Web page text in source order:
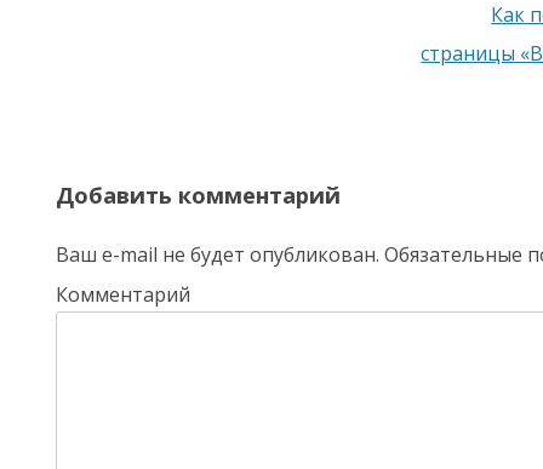
Как
страницы
Добавить комментарий
Ваш e-mail не будет опубликован. Обязательные
Комментарий